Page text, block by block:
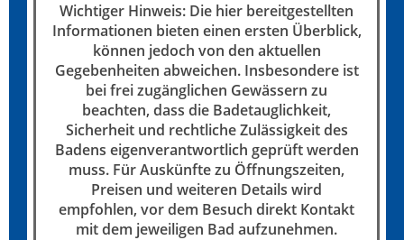
Wichtiger Hinweis: Die hier bereitgestellten
Informationen bieten einen ersten Überblick,
können jedoch von den aktuellen
Gegebenheiten abweichen. Insbesondere ist
bei frei zugänglichen Gewässern zu
beachten, dass die Badetauglichkeit,
Sicherheit und rechtliche Zulässigkeit des
Badens eigenverantwortlich geprüft werden
muss. Für Auskünfte zu Öffnungszeiten,
Preisen und weiteren Details wird
empfohlen, vor dem Besuch direkt Kontakt
mit dem jeweiligen Bad aufzunehmen.